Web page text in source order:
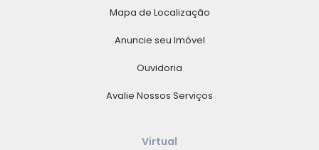
Mapa de Localização
Anuncie seu Imóvel
Ouvidoria
Avalie Nossos Serviços
Virtual